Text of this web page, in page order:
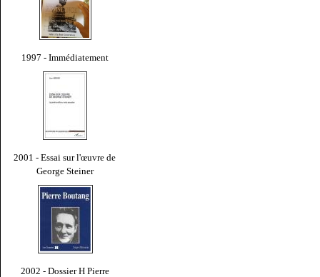
1997 - Immédiatement
2001 - Essai sur l'œuvre de
George Steiner
2002 - Dossier H Pierre